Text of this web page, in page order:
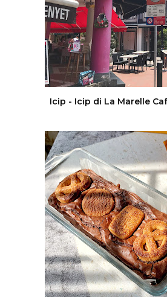
Icip - Icip di La Marelle